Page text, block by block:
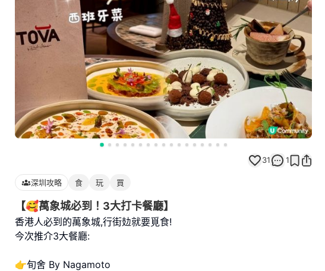
31 1
深圳攻略 食 玩 買
【🥰萬象城必到！3大打卡餐廳】
香港人必到的萬象城,行街攰就要覓食!
今次推介3大餐廳:
👉旬舍 By Nagamoto